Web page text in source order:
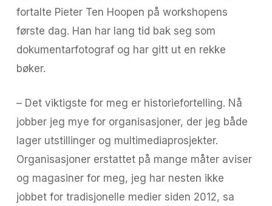
fortalte Pieter Ten Hoopen på workshopens
første dag. Han har lang tid bak seg som
dokumentarfotograf og har gitt ut en rekke
bøker.
– Det viktigste for meg er historiefortelling. Nå
jobber jeg mye for organisasjoner, der jeg både
lager utstillinger og multimediaprosjekter.
Organisasjoner erstattet på mange måter aviser
og magasiner for meg, jeg har nesten ikke
jobbet for tradisjonelle medier siden 2012, sa